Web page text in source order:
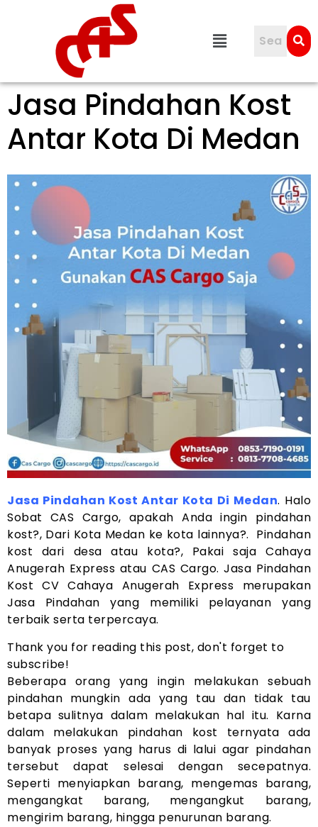
Jasa Pindahan Kost
Antar Kota Di Medan
Jasa Pindahan Kost Antar Kota Di Medan. Halo
Sobat CAS Cargo, apakah Anda ingin pindahan
kost?, Dari Kota Medan ke kota lainnya?. Pindahan
kost dari desa atau kota?, Pakai saja Cahaya
Anugerah Express atau CAS Cargo. Jasa Pindahan
Kost CV Cahaya Anugerah Express merupakan
Jasa Pindahan yang memiliki pelayanan yang
terbaik serta terpercaya.
Thank you for reading this post, don't forget to
subscribe!
Beberapa orang yang ingin melakukan sebuah
pindahan mungkin ada yang tau dan tidak tau
betapa sulitnya dalam melakukan hal itu. Karna
dalam melakukan pindahan kost ternyata ada
banyak proses yang harus di lalui agar pindahan
tersebut dapat selesai dengan secepatnya.
Seperti menyiapkan barang, mengemas barang,
mengangkat barang, mengangkut barang,
mengirim barang, hingga penurunan barang.